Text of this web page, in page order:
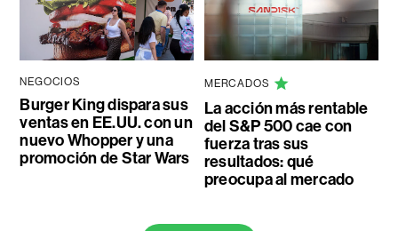
NEGOCIOS
Burger King dispara sus
ventas en EE.UU. con un
nuevo Whopper y una
promoción de Star Wars
MERCADOS
La acción más rentable
del S&P 500 cae con
fuerza tras sus
resultados: qué
preocupa al mercado